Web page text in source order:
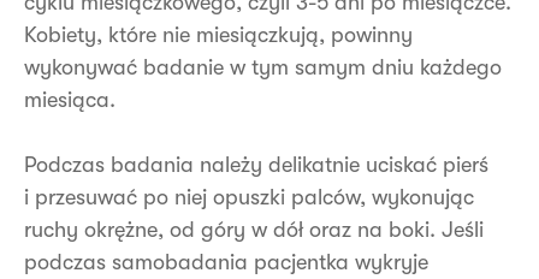
Kobiety, które nie miesiączkują, powinny
wykonywać badanie w tym samym dniu każdego
miesiąca.
Podczas badania należy delikatnie uciskać pierś
i przesuwać po niej opuszki palców, wykonując
ruchy okrężne, od góry w dół oraz na boki. Jeśli
podczas samobadania pacjentka wykryje